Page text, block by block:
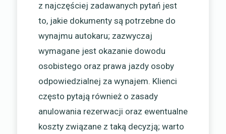
z najczęściej zadawanych pytań jest
to, jakie dokumenty są potrzebne do
wynajmu autokaru; zazwyczaj
wymagane jest okazanie dowodu
osobistego oraz prawa jazdy osoby
odpowiedzialnej za wynajem. Klienci
często pytają również o zasady
anulowania rezerwacji oraz ewentualne
koszty związane z taką decyzją; warto